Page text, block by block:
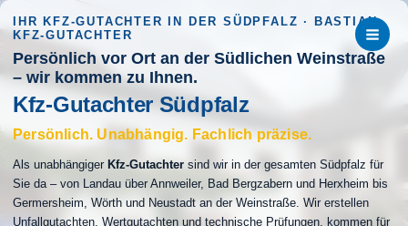
Zum
Inhalt
springen
IHR KFZ-GUTACHTER IN DER SÜDPFALZ · BASTIAN
KFZ-GUTACHTER
Persönlich vor Ort an der Südlichen Weinstraße
– wir kommen zu Ihnen.
Kfz-Gutachter Südpfalz
Persönlich. Unabhängig. Fachlich präzise.
Als unabhängiger Kfz-Gutachter sind wir in der gesamten Südpfalz für
Sie da – von Landau über Annweiler, Bad Bergzabern und Herxheim bis
Germersheim, Wörth und Neustadt an der Weinstraße. Wir erstellen
Unfallgutachten, Wertgutachten und technische Prüfungen, kommen für